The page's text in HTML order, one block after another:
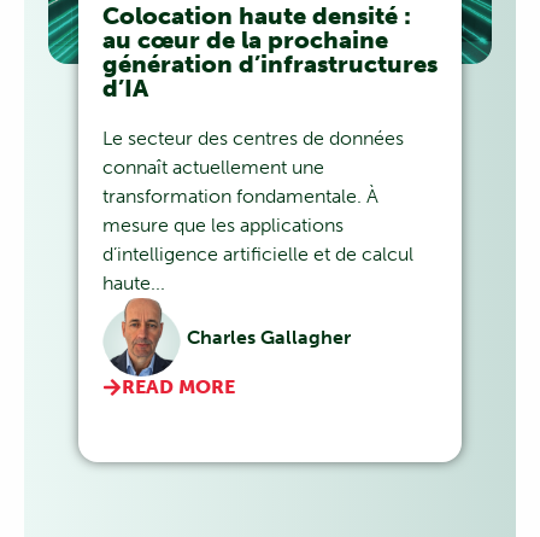
Colocation haute densité :
au cœur de la prochaine
génération d’infrastructures
d’IA
Le secteur des centres de données
connaît actuellement une
transformation fondamentale. À
mesure que les applications
d’intelligence artificielle et de calcul
haute...
Charles Gallagher
READ MORE